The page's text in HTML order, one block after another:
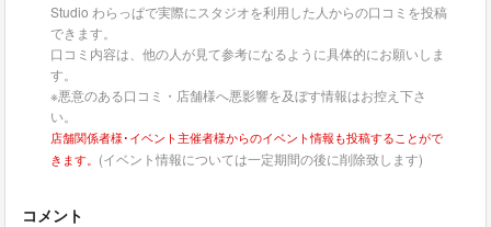
Studio わらっぱで実際にスタジオを利用した人からの口コミを投稿
できます。
口コミ内容は、他の人が見て参考になるように具体的にお願いしま
す。
※悪意のある口コミ・店舗様へ悪影響を及ぼす情報はお控え下さ
い。
店舗関係者様･イベント主催者様からのイベント情報も投稿することがで
きます。 (イベント情報については一定期間の後に削除致します)
コメント